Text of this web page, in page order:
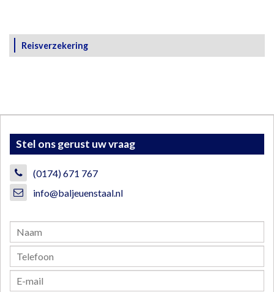
Reisverzekering
Stel ons gerust uw vraag
(0174) 671 767
info@baljeuenstaal.nl